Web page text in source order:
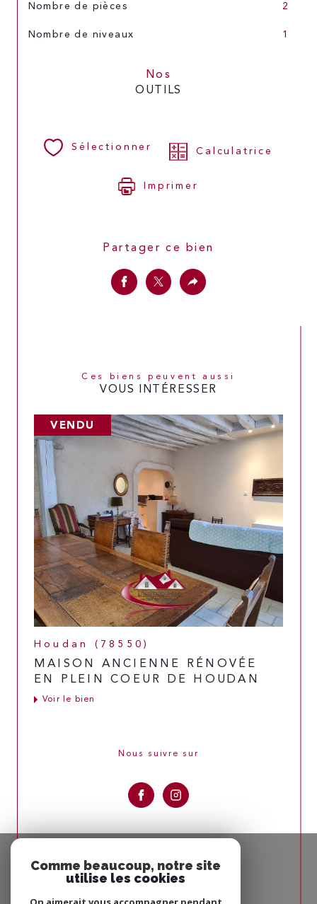
Nombre de pièces 2
Nombre de niveaux 1
Nos
OUTILS
Sélectionner Calculatrice
Imprimer
Partager ce bien
Ces biens peuvent aussi
VOUS INTÉRESSER
VENDU
Houdan (78550)
MAISON ANCIENNE RÉNOVÉE
EN PLEIN COEUR DE HOUDAN
Voir le bien
Nous suivre sur
PROPRIÉTAIRE
Se connecter
Comme beaucoup, notre site
utilise les cookies